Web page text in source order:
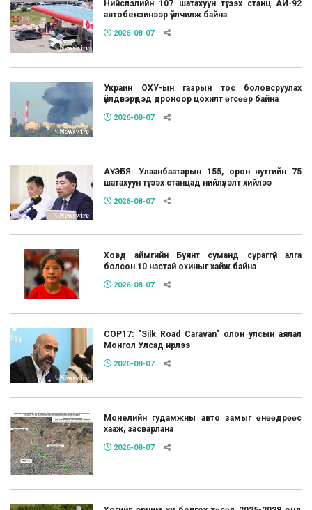
Нийслэлийн 107 шатахуун түгээх станц АИ-92
автобензинээр үйлчилж байна
2026-08-07
Украин ОХУ-ын газрын тос боловсруулах
үйлдвэрүүдэд дроноор цохилт өгсөөр байна
2026-08-07
АҮЭБЯ: Улаанбаатарын 155, орон нутгийн 75
шатахуун түгээх станцад нийлүүлэлт хийлээ
2026-08-07
Ховд аймгийн Буянт суманд сураггүй алга
болсон 10 настай охиныг хайж байна
2026-08-07
COP17: "Silk Road Caravan" олон улсын аялал
Монгол Улсад ирлээ
2026-08-07
Монелийн гудамжны авто замыг өнөөдрөөс
хааж, засварлана
2026-08-07